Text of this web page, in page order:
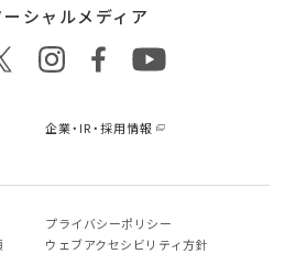
シャルメディア
企業・IR・採用情報
プライバシーポリシー
ウェブアクセシビリティ方針